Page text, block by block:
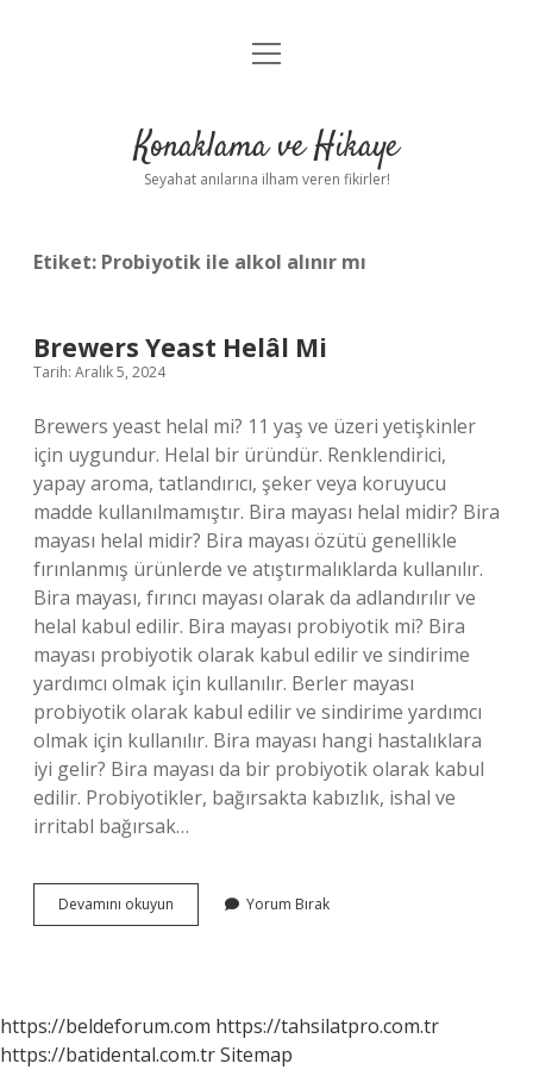
Anasayfa
Yasal Uyarı
menüyü
Konaklama ve Hikaye
Seyahat anılarına ilham veren fikirler!
Etiket: Probiyotik ile alkol alınır mı
Brewers Yeast Helâl Mi
Tarih: Aralık 5, 2024
Brewers yeast helal mi? 11 yaş ve üzeri yetişkinler
için uygundur. Helal bir üründür. Renklendirici,
yapay aroma, tatlandırıcı, şeker veya koruyucu
madde kullanılmamıştır. Bira mayası helal midir? Bira
mayası helal midir? Bira mayası özütü genellikle
fırınlanmış ürünlerde ve atıştırmalıklarda kullanılır.
Bira mayası, fırıncı mayası olarak da adlandırılır ve
helal kabul edilir. Bira mayası probiyotik mi? Bira
mayası probiyotik olarak kabul edilir ve sindirime
yardımcı olmak için kullanılır. Berler mayası
probiyotik olarak kabul edilir ve sindirime yardımcı
olmak için kullanılır. Bira mayası hangi hastalıklara
iyi gelir? Bira mayası da bir probiyotik olarak kabul
edilir. Probiyotikler, bağırsakta kabızlık, ishal ve
irritabl bağırsak…
Devamını okuyun Brewers
Yeast
Yorum Bırak
https://beldeforum.com https://tahsilatpro.com.tr
https://batidental.com.trSitemap